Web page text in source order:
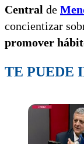
Central de
concientizar
promover
TE PUEDE